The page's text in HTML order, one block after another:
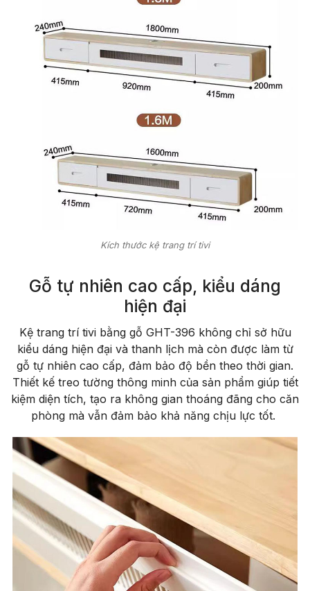
Kích thước kệ trang trí tivi
Gỗ tự nhiên cao cấp, kiểu dáng
hiện đại
Kệ trang trí tivi bằng gỗ GHT-396 không chỉ sở hữu
kiểu dáng hiện đại và thanh lịch mà còn được làm từ
gỗ tự nhiên cao cấp, đảm bảo độ bền theo thời gian.
Thiết kế treo tường thông minh của sản phẩm giúp tiết
kiệm diện tích, tạo ra không gian thoáng đãng cho căn
phòng mà vẫn đảm bảo khả năng chịu lực tốt.